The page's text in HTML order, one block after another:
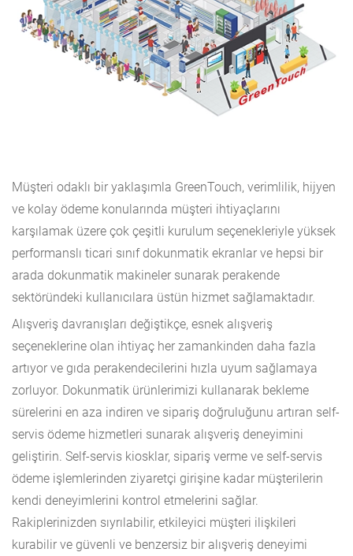
Müşteri odaklı bir yaklaşımla GreenTouch, verimlilik, hijyen
ve kolay ödeme konularında müşteri ihtiyaçlarını
karşılamak üzere çok çeşitli kurulum seçenekleriyle yüksek
performanslı ticari sınıf dokunmatik ekranlar ve hepsi bir
arada dokunmatik makineler sunarak perakende
sektöründeki kullanıcılara üstün hizmet sağlamaktadır.
Alışveriş davranışları değiştikçe, esnek alışveriş
seçeneklerine olan ihtiyaç her zamankinden daha fazla
artıyor ve gıda perakendecilerini hızla uyum sağlamaya
zorluyor. Dokunmatik ürünlerimizi kullanarak bekleme
sürelerini en aza indiren ve sipariş doğruluğunu artıran self-
servis ödeme hizmetleri sunarak alışveriş deneyimini
geliştirin. Self-servis kiosklar, sipariş verme ve self-servis
ödeme işlemlerinden ziyaretçi girişine kadar müşterilerin
kendi deneyimlerini kontrol etmelerini sağlar.
Rakiplerinizden sıyrılabilir, etkileyici müşteri ilişkileri
kurabilir ve güvenli ve benzersiz bir alışveriş deneyimi